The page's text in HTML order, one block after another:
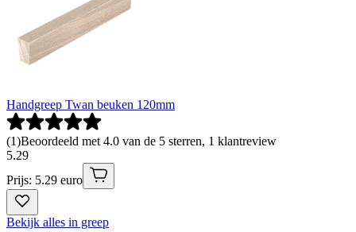
Handgreep Twan beuken 120mm
(1)Beoordeeld met 4.0 van de 5 sterren, 1 klantreview
5.29
Prijs: 5.29 euro
Bekijk alles in greep